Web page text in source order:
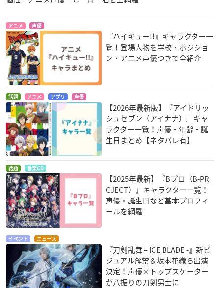
アニメ 声優
『ハイキュー!!』キャラクター一
覧！登場人物を学校・ポジショ
ン・アニメ声優つきで全紹介
話題 アニメ アプリ 声優
【2026年最新版】『アイドリッ
シュセブン（アイナナ）』キャ
ラクター一覧！声優・年齢・誕
生日まとめ【ネタバレ有】
話題 音楽CD
【2025年最新】『Bプロ（B-PR
OJECT）』キャラクター一覧！
声優・誕生日など基本プロフィ
ールを網羅
イベント ニュース
『刀剣乱舞 – ICE BLADE -』新ビ
ジュアル解禁＆坂本花織ら出演
決定！声優×トップスケーター
が八振りの刀剣男士に